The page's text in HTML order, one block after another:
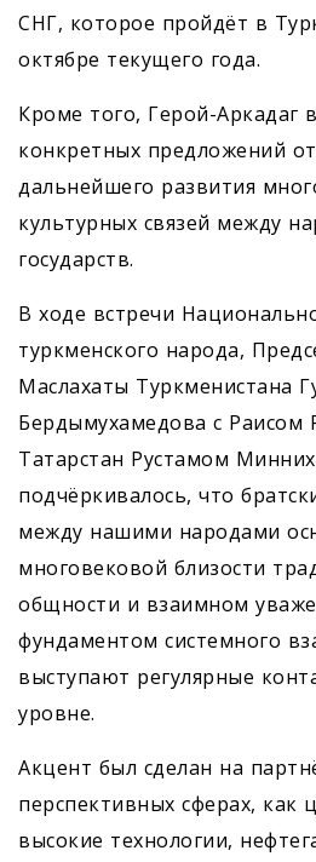
СНГ, которое пройдёт в
октябре текущего года.
Кроме того, Герой-Аркадаг
конкретных предложений
дальнейшего развития
культурных связей между
государств.
В ходе встречи
туркменского народа,
Маслахаты Туркменистана
Бердымухамедова с Раисом
Татарстан Рустамом
подчёркивалось, что
между нашими народами
многовековой близости
общности и взаимном
фундаментом системного
выступают регулярные
уровне.
Акцент был сделан на
перспективных сферах, как
высокие технологии,